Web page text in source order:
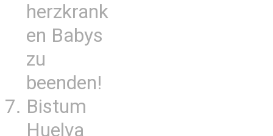
herzkrank
en Babys
zu
beenden!
Bistum
Huelva